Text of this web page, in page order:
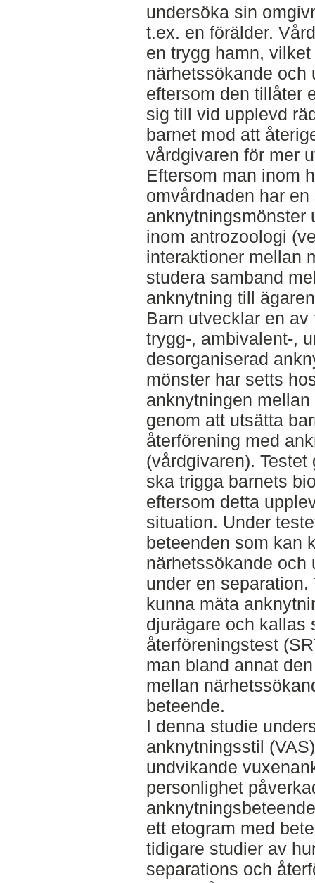
undersöka sin
t.ex. en förälder.
en trygg hamn,
närhetssökande och
eftersom den tillåter
sig till vid upplevd
barnet mod att
vårdgivaren för mer
Eftersom man inom
omvårdnaden har
anknytningsmönster
inom antrozoologi
interaktioner mellan
studera samband
anknytning till
Barn utvecklar en
trygg-, ambivalent-,
desorganiserad
mönster har setts
anknytningen
genom att utsätta
återförening med
(vårdgivaren).
ska trigga barnets
eftersom detta
situation. Under
beteenden som kan
närhetssökande och
under en
kunna mäta
djurägare och kallas
återföreningstest
man bland annat
mellan
beteende.
I denna studie
anknytningsstil
undvikande
personlighet
ett etogram med
tidigare studier av
separations och